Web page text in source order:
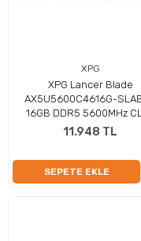
XPG
XPG Lancer Blade
AX5U5600C4616G-
16GB DDR5 5600MHz
Siyah Masaüstü RAM
11.948 TL
SEPETE EKLE